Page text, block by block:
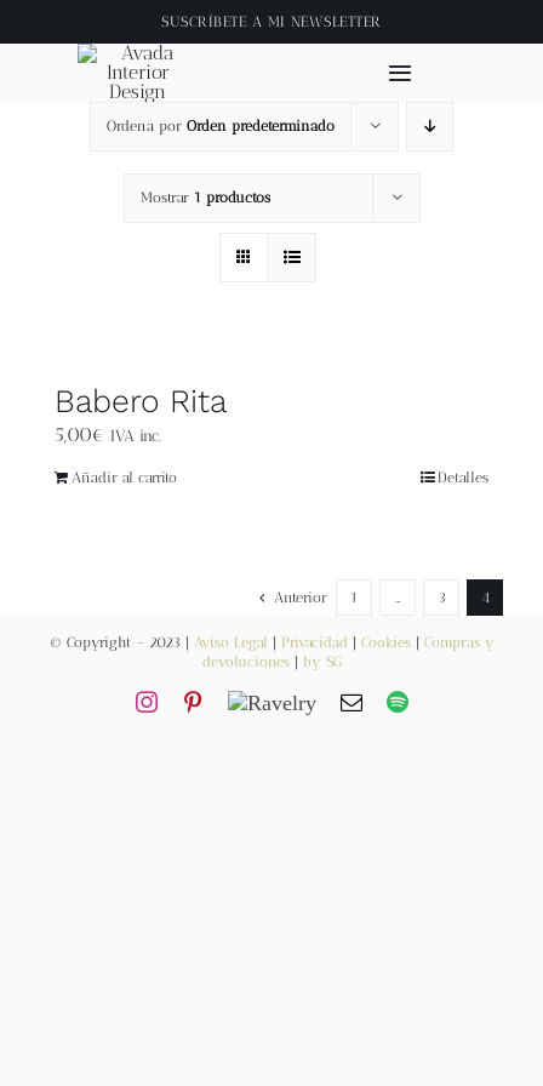
al
contenido
SUSCRÍBETE A MI NEWSLETTER
Toggle
Navigation
Contacto
Newsletter
Ordena por Orden predeterminado
Mostrar 1 productos
Babero Rita
5,00€ IVA inc.
Añadir al carrito Detalles
Anterior 1 … 3 4
© Copyright – 2023 | Aviso Legal Privacidad Cookies| Compras y
devoluciones| by SG